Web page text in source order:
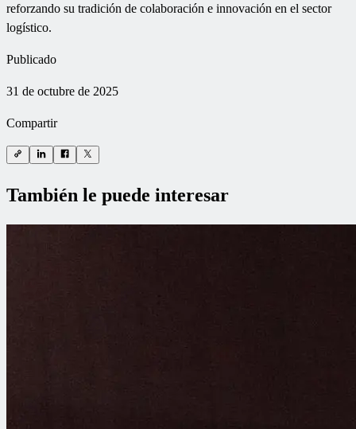
reforzando su tradición de colaboración e innovación en el sector
logístico.
Publicado
31 de octubre de 2025
Compartir
También le puede interesar